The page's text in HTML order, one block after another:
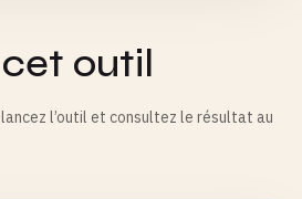
outil
l’outil et consultez le résultat au